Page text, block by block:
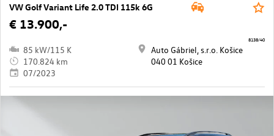
VW Golf Variant Life 2.0 TDI 115k 6G
€ 13.900,-
85 kW/115 K
170.824 km
07/2023
Auto Gábriel, s.r.o. Košice
040 01 Košice
8138/40